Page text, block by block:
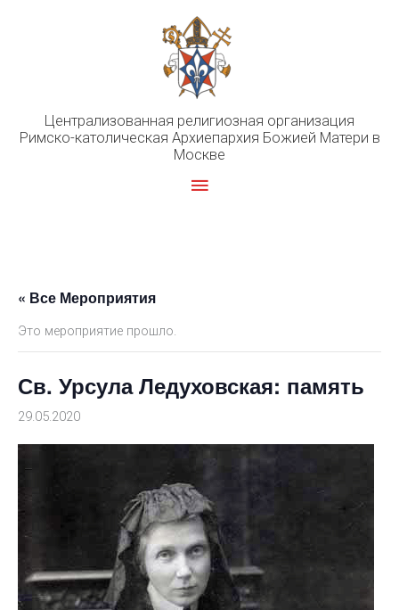
Централизованная религиозная организация
Римско-католическая Архиепархия Божией Матери в
Москве
Главное
« Все Мероприятия
Это мероприятие прошло.
Св. Урсула Ледуховская: память
29.05.2020